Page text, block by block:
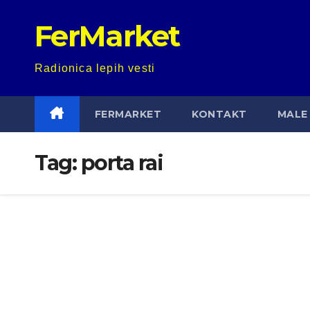
FerMarket
Radionica lepih vesti
FERMARKET KONTAKT MALE
Tag: porta rai